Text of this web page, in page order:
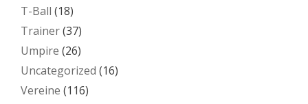
T-Ball (18)
Trainer(37)
Umpire (26)
Uncategorized (16)
Vereine (116)